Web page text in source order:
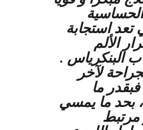
الحساسية
تعد استجابة
الألم
البنكرياس .
لآخر
ما
بحد ما يمسي
مرتبط